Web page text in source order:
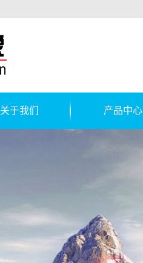
关于我们 产品中心
装箱机
锁盖机/压盖